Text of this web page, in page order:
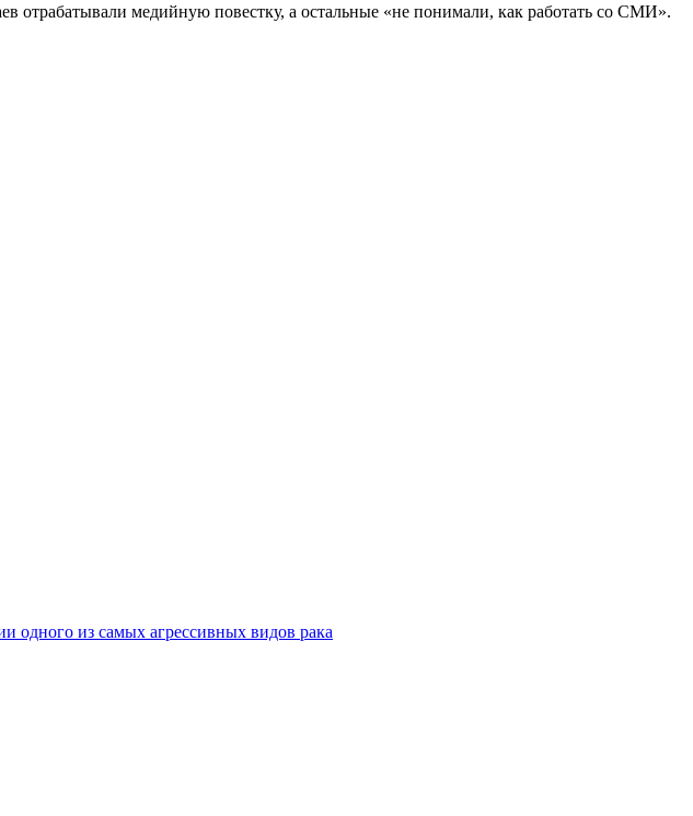
отрабатывали медийную повестку, а остальные «не понимали, как работать со СМИ».
одного из самых агрессивных видов рака